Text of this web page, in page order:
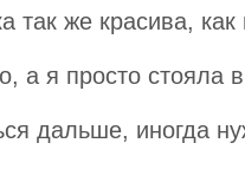
так же красива, как
а я просто стояла
дальше, иногда